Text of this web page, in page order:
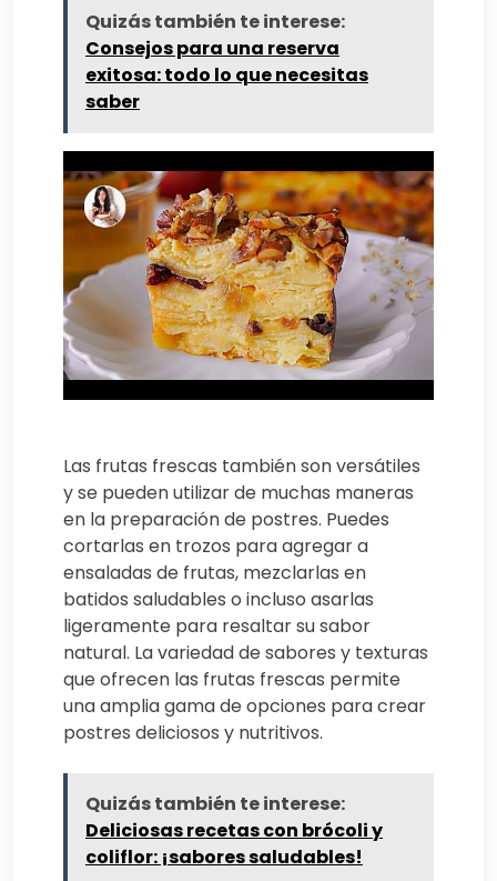
Quizás también te interese:
Consejos para una reserva
exitosa: todo lo que necesitas
saber
Las frutas frescas también son versátiles
y se pueden utilizar de muchas maneras
en la preparación de postres. Puedes
cortarlas en trozos para agregar a
ensaladas de frutas, mezclarlas en
batidos saludables o incluso asarlas
ligeramente para resaltar su sabor
natural. La variedad de sabores y texturas
que ofrecen las frutas frescas permite
una amplia gama de opciones para crear
postres deliciosos y nutritivos.
Quizás también te interese:
Deliciosas recetas con brócoli y
coliflor: ¡sabores saludables!